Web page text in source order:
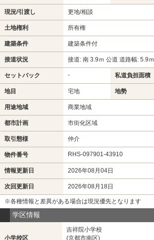
現況/引渡し 更地/相談
土地権利 所有権
建築条件 建築条件付
接道状況 接道: 南 3.9ｍ 公道 道路幅: 5.9ｍ
セットバック - 私道負担面積
地目 宅地 地勢
用途地域 商業地域
都市計画 市街化区域
取引態様 仲介
物件番号 RHS-097901-43910
情報更新日 2026年08月04日
次回更新日 2026年08月18日
※各種情報と差異がある場合は現況優先となります
学区情報
小学校区
吉祥院小学校
(京都市南区)